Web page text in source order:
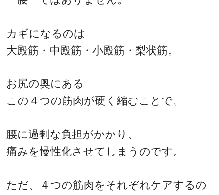
カギになるのは
大殿筋・中殿筋・小殿筋・梨状筋。
お尻の奥にある
この４つの筋肉が硬く縮むことで、
腰に過剰な負担がかかり、
痛みを慢性化させてしまうのです。
ただ、４つの筋肉をそれぞれケアするの